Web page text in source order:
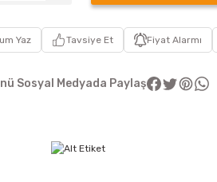
Yaz Tavsiye Et Fiyat Alarmı
Sosyal Medyada Paylaş